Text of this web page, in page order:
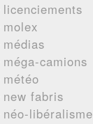
licenciements
molex
médias
méga-camions
météo
new fabris
néo-libéralisme